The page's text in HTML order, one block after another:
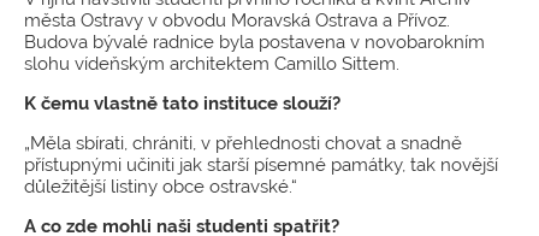
města Ostravy v obvodu Moravská Ostrava a Přívoz.
Budova bývalé radnice byla postavena v novobarokním
slohu vídeňským architektem Camillo Sittem.
K čemu vlastně tato instituce slouží?
„Měla sbírati, chrániti, v přehlednosti chovat a snadně
přístupnými učiniti jak starší písemné památky, tak novější
důležitější listiny obce ostravské.“
A co zde mohli naši studenti spatřit?